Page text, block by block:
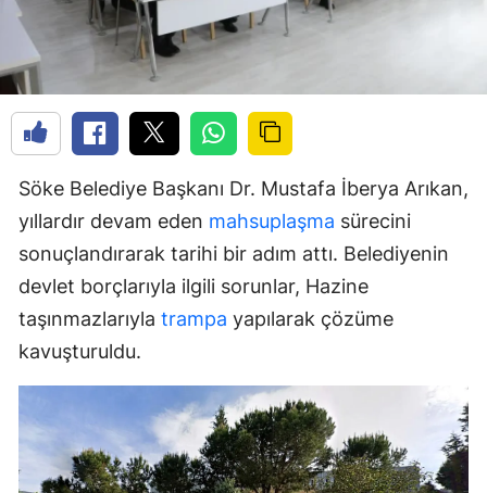
Söke Belediye Başkanı Dr. Mustafa İberya Arıkan,
yıllardır devam eden mahsuplaşma sürecini
sonuçlandırarak tarihi bir adım attı. Belediyenin
devlet borçlarıyla ilgili sorunlar, Hazine
taşınmazlarıyla trampa yapılarak çözüme
kavuşturuldu.